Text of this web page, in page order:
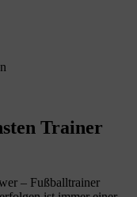
Trainer
– Fußballtrainer